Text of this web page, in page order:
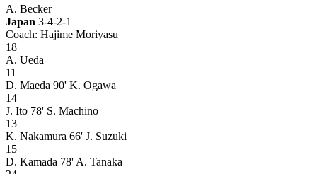
A. Becker
Japan 3-4-2-1
Coach: Hajime Moriyasu
18
A. Ueda
11
D. Maeda 90' K. Ogawa
14
J. Ito 78' S. Machino
13
K. Nakamura 66' J. Suzuki
15
D. Kamada 78' A. Tanaka